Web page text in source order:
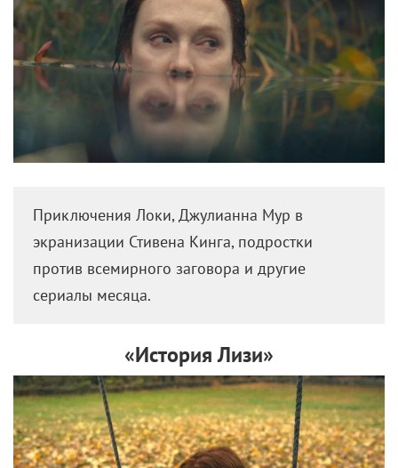
Приключения Локи, Джулианна Мур в
экранизации Стивена Кинга, подростки
против всемирного заговора и другие
сериалы месяца.
«История Лизи»